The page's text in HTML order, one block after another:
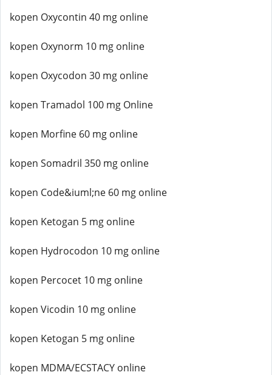
kopen Oxycontin 40 mg online
kopen Oxynorm 10 mg online
kopen Oxycodon 30 mg online
kopen Tramadol 100 mg Online
kopen Morfine 60 mg online
kopen Somadril 350 mg online
kopen Code&iuml;ne 60 mg online
kopen Ketogan 5 mg online
kopen Hydrocodon 10 mg online
kopen Percocet 10 mg online
kopen Vicodin 10 mg online
kopen Ketogan 5 mg online
kopen MDMA/ECSTACY online